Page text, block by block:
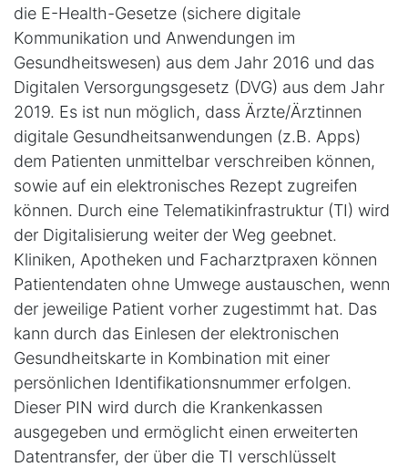
die E-Health-Gesetze (sichere digitale
Kommunikation und Anwendungen im
Gesundheitswesen) aus dem Jahr 2016 und das
Digitalen Versorgungsgesetz (DVG) aus dem Jahr
2019. Es ist nun möglich, dass Ärzte/Ärztinnen
digitale Gesundheitsanwendungen (z.B. Apps)
dem Patienten unmittelbar verschreiben können,
sowie auf ein elektronisches Rezept zugreifen
können. Durch eine Telematikinfrastruktur (TI) wird
der Digitalisierung weiter der Weg geebnet.
Kliniken, Apotheken und Facharztpraxen können
Patientendaten ohne Umwege austauschen, wenn
der jeweilige Patient vorher zugestimmt hat. Das
kann durch das Einlesen der elektronischen
Gesundheitskarte in Kombination mit einer
persönlichen Identifikationsnummer erfolgen.
Dieser PIN wird durch die Krankenkassen
ausgegeben und ermöglicht einen erweiterten
Datentransfer, der über die TI verschlüsselt